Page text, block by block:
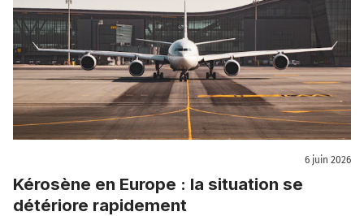
6 juin 2026
Kérosène en Europe : la situation se
détériore rapidement